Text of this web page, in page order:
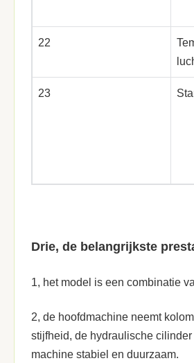
22
23
Drie, de belangrijkste
1, het model is een combinatie
2, de hoofdmachine neemt
stijfheid, de hydraulische
machine stabiel en duurzaam.